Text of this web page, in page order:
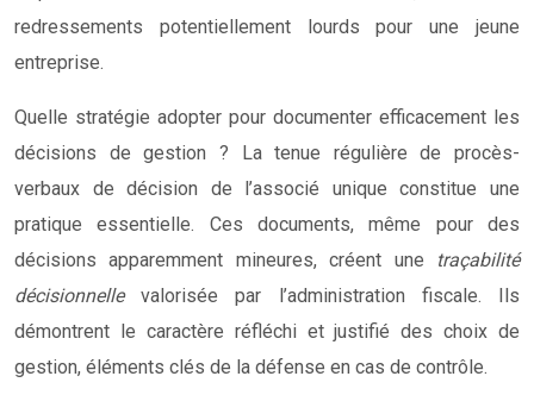
redressements potentiellement lourds pour une jeune
entreprise.
Quelle stratégie adopter pour documenter efficacement les
décisions de gestion ? La tenue régulière de procès-
verbaux de décision de l’associé unique constitue une
pratique essentielle. Ces documents, même pour des
décisions apparemment mineures, créent une
traçabilité
décisionnellevalorisée par l’administration fiscale. Ils
démontrent le caractère réfléchi et justifié des choix de
gestion, éléments clés de la défense en cas de contrôle.